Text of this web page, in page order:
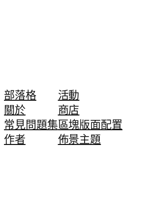
部落格
關於
常見問題集
作者
活動
商店
區塊版面配置
佈景主題